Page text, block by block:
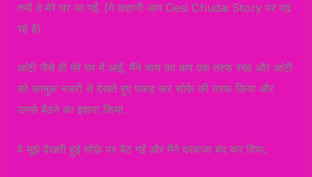
तभी वे मेरे घर आ गईं. (ये कहानी आप Desi Chudai Story पर पढ़
रहे है)
आंटी जैसे ही मेरे घर में आईं, मैंने चाय का कप एक तरफ रखा और आंटी
को कामुक नजरों से देखते हुए पकड़ कर सोफ़े की तरफ किया और
उनसे बैठने का इशारा किया.
वे मुझे देखती हुई सोफ़े पर बैठ गईं और मैंने दरवाजा बंद कर दिया.